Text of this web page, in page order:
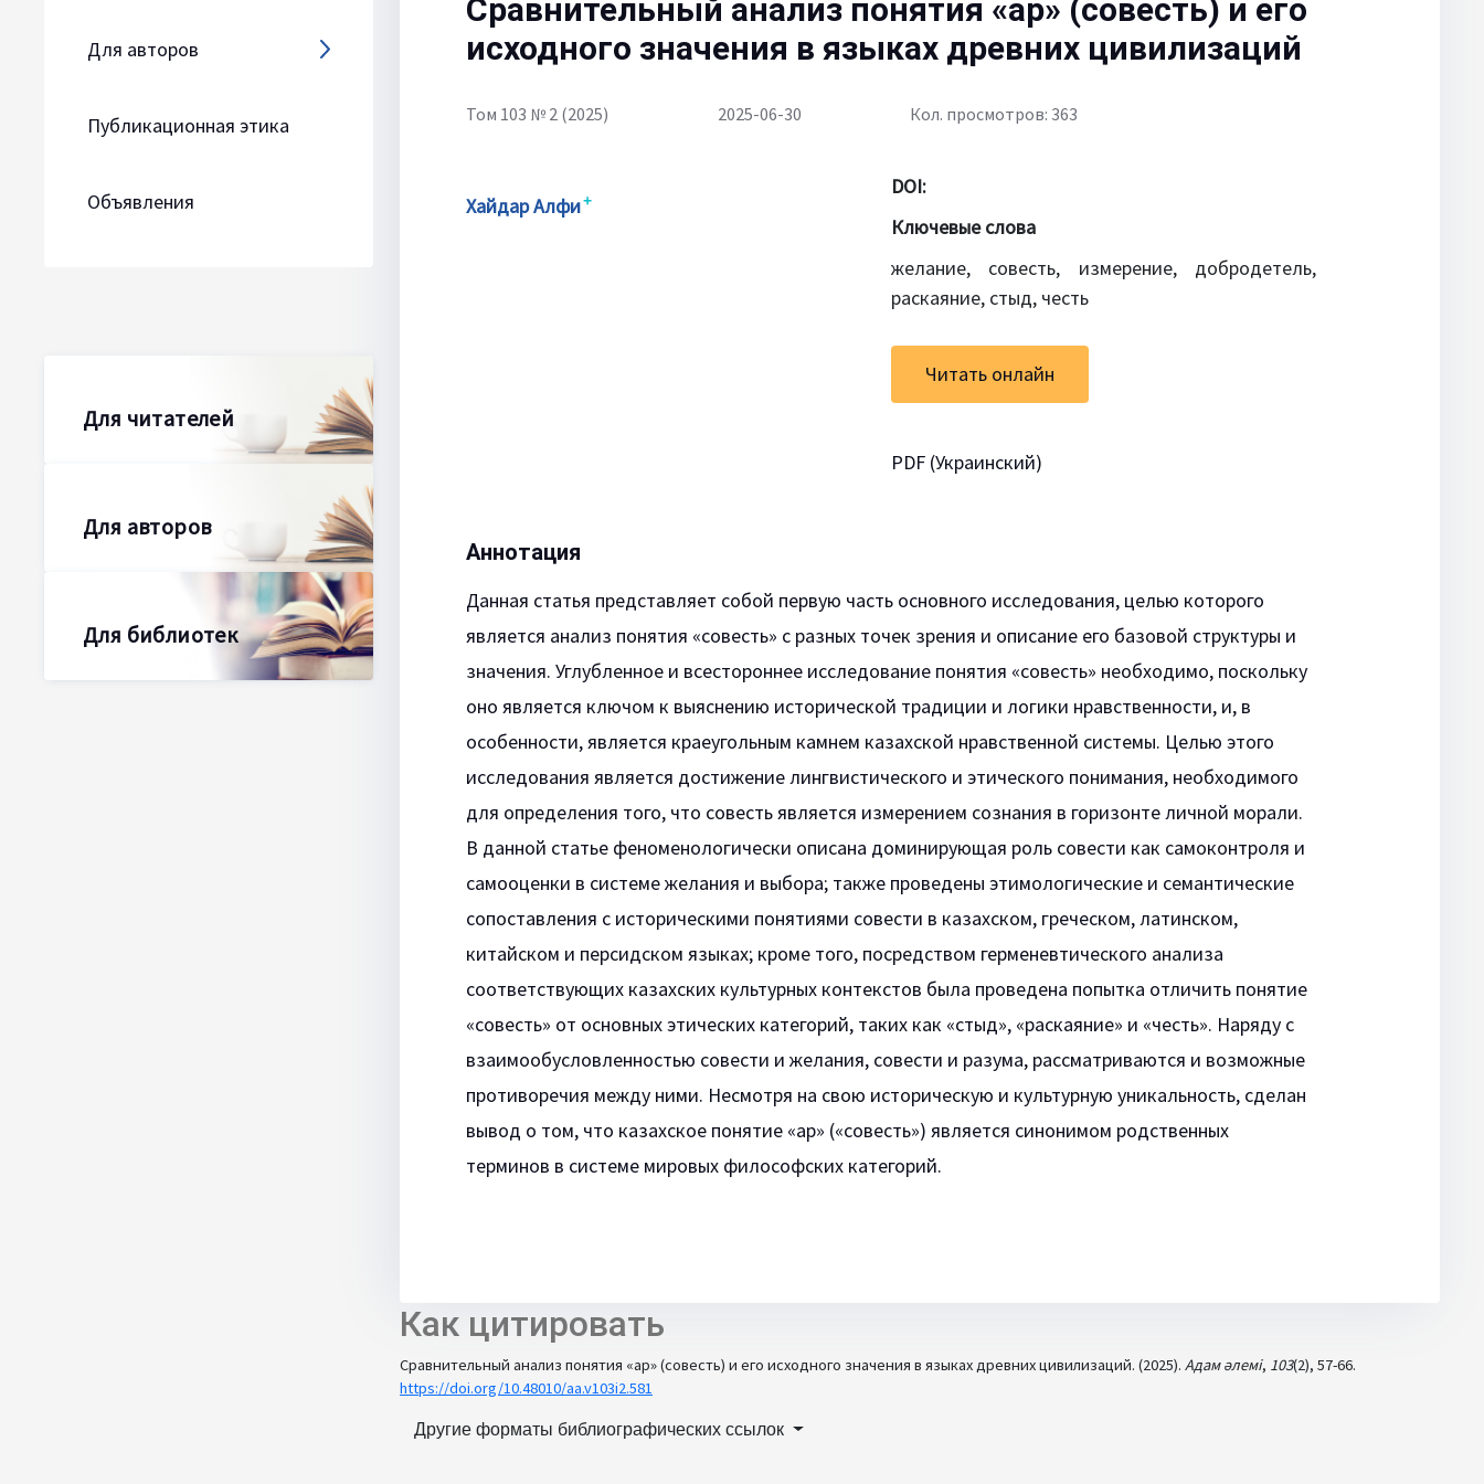
Для авторов
Публикационная этика
Объявления
Для читателей
Для авторов
Для библиотек
Сравнительный анализ понятия «ар» (совесть) и его
исходного значения в языках древних цивилизаций
Том 103 № 2 (2025) 2025-06-30 Кол. просмотров: 363
Хайдар Алфи+
DOI:
Ключевые слова
желание, совесть, измерение, добродетель,
раскаяние, стыд, честь
Читать онлайн
PDF (Украинский)
Аннотация
Данная статья представляет собой первую часть основного исследования, целью которого
является анализ понятия «совесть» с разных точек зрения и описание его базовой структуры и
значения. Углубленное и всестороннее исследование понятия «совесть» необходимо, поскольку
оно является ключом к выяснению исторической традиции и логики нравственности, и, в
особенности, является краеугольным камнем казахской нравственной системы. Целью этого
исследования является достижение лингвистического и этического понимания, необходимого
для определения того, что совесть является измерением сознания в горизонте личной морали.
В данной статье феноменологически описана доминирующая роль совести как самоконтроля и
самооценки в системе желания и выбора; также проведены этимологические и семантические
сопоставления с историческими понятиями совести в казахском, греческом, латинском,
китайском и персидском языках; кроме того, посредством герменевтического анализа
соответствующих казахских культурных контекстов была проведена попытка отличить понятие
«совесть» от основных этических категорий, таких как «стыд», «раскаяние» и «честь». Наряду с
взаимообусловленностью совести и желания, совести и разума, рассматриваются и возможные
противоречия между ними. Несмотря на свою историческую и культурную уникальность, сделан
вывод о том, что казахское понятие «ар» («совесть») является синонимом родственных
терминов в системе мировых философских категорий.
Как цитировать
Сравнительный анализ понятия «ар» (совесть) и его исходного значения в языках древних цивилизаций. (2025). Адам әлемі, 103(2), 57-66.
https://doi.org/10.48010/aa.v103i2.581
Другие форматы библиографических ссылок